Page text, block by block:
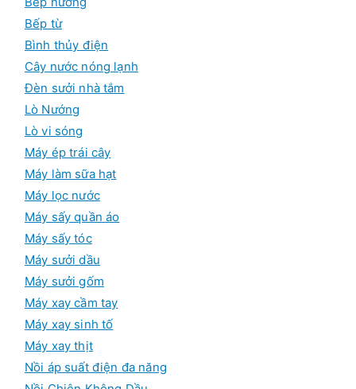
Bếp từ
Bình thủy điện
Cây nước nóng lạnh
Đèn sưởi nhà tắm
Lò Nướng
Lò vi sóng
Máy ép trái cây
Máy làm sữa hạt
Máy lọc nước
Máy sấy quần áo
Máy sấy tóc
Máy sưởi dầu
Máy sưởi gốm
Máy xay cầm tay
Máy xay sinh tố
Máy xay thịt
Nồi áp suất điện đa năng